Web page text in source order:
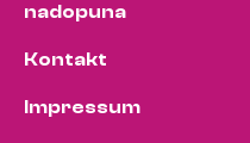
nadopuna
Kontakt
Impressum